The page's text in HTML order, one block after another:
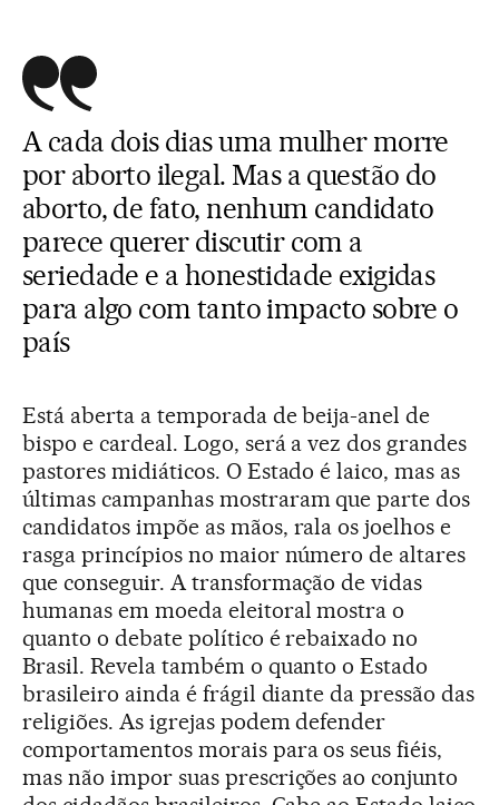
A cada dois dias uma mulher morre
por aborto ilegal. Mas a questão do
aborto, de fato, nenhum candidato
parece querer discutir com a
seriedade e a honestidade exigidas
para algo com tanto impacto sobre o
país
Está aberta a temporada de beija-anel de
bispo e cardeal. Logo, será a vez dos grandes
pastores midiáticos. O Estado é laico, mas as
últimas campanhas mostraram que parte dos
candidatos impõe as mãos, rala os joelhos e
rasga princípios no maior número de altares
que conseguir. A transformação de vidas
humanas em moeda eleitoral mostra o
quanto o debate político é rebaixado no
Brasil. Revela também o quanto o Estado
brasileiro ainda é frágil diante da pressão das
religiões. As igrejas podem defender
comportamentos morais para os seus fiéis,
mas não impor suas prescrições ao conjunto